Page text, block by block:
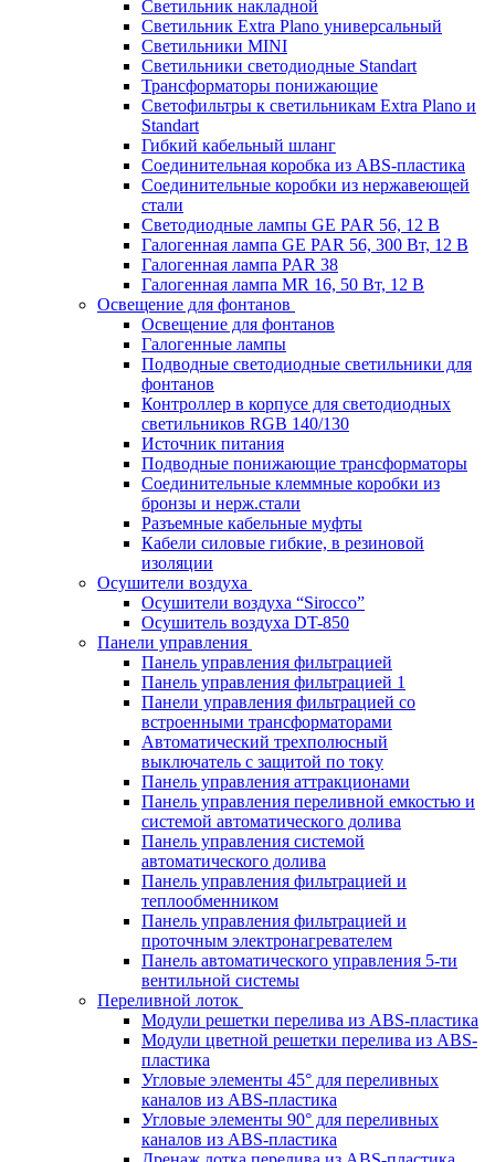
Светильник накладной
Светильник Extra Plano универсальный
Светильники MINI
Светильники светодиодные Standart
Трансформаторы понижающие
Светофильтры к светильникам Extra Plano и
Standart
Гибкий кабельный шланг
Соединительная коробка из ABS-пластика
Соединительные коробки из нержавеющей
стали
Светодиодные лампы GE PAR 56, 12 В
Галогенная лампа GE PAR 56, 300 Вт, 12 В
Галогенная лампа PAR 38
Галогенная лампа MR 16, 50 Вт, 12 В
Освещение для фонтанов
Освещение для фонтанов
Галогенные лампы
Подводные светодиодные светильники для
фонтанов
Контроллер в корпусе для светодиодных
светильников RGB 140/130
Источник питания
Подводные понижающие трансформаторы
Соединительные клеммные коробки из
бронзы и нерж.стали
Разъемные кабельные муфты
Кабели силовые гибкие, в резиновой
изоляции
Осушители воздуха
Осушители воздуха “Sirocco”
Осушитель воздуха DT-850
Панели управления
Панель управления фильтрацией
Панель управления фильтрацией 1
Панели управления фильтрацией cо
встроенными трансформаторами
Автоматический трехполюсный
выключатель с защитой по току
Панель управления аттракционами
Панель управления переливной емкостью и
системой автоматического долива
Панель управления системой
автоматического долива
Панель управления фильтрацией и
теплообменником
Панель управления фильтрацией и
проточным электронагревателем
Панель автоматического управления 5-ти
вентильной системы
Переливной лоток
Модули решетки перелива из ABS-пластика
Модули цветной решетки перелива из ABS-
пластика
Угловые элементы 45° для переливных
каналов из ABS-пластика
Угловые элементы 90° для переливных
каналов из ABS-пластика